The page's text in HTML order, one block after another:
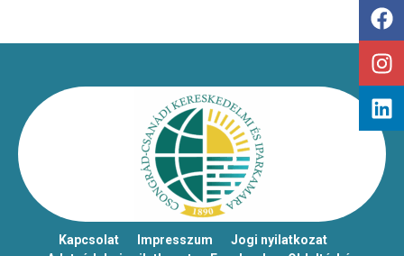
Kapcsolat Impresszum
Jogi nyilatkozat